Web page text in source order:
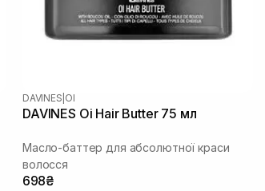
DAVINES OI
DAVINES Oi Hair Butter 75 мл
Масло-баттер для абсолютної краси
волосся
698₴